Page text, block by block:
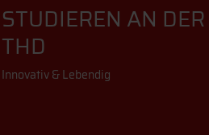
STUDIEREN AN DER
THD
Innovativ & Lebendig